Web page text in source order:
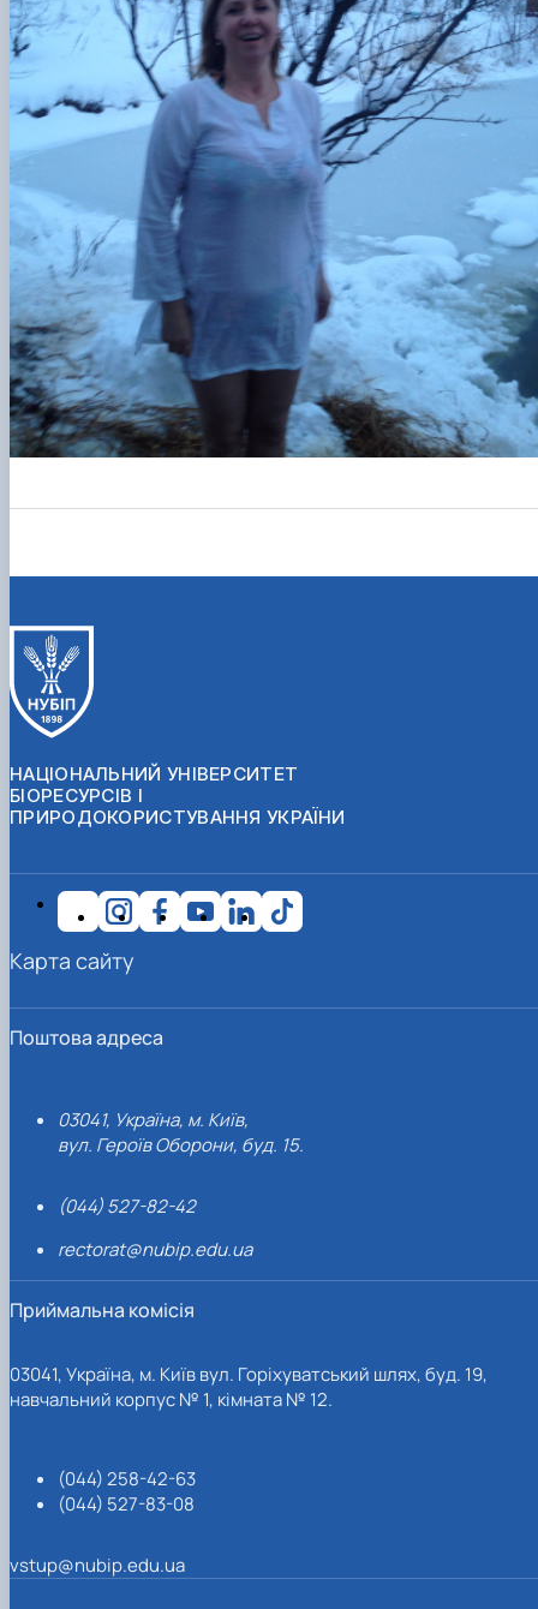
НАЦІОНАЛЬНИЙ УНІВЕРСИТЕТ
БІОРЕСУРСІВ І
ПРИРОДОКОРИСТУВАННЯ УКРАЇНИ
Поштова адреса
03041, Україна, м. Київ,
вул. Героїв Оборони, буд. 15.
(044) 527-82-42
rectorat@nubip.edu.ua
Приймальна комісія
03041, Україна, м. Київ вул. Горіхуватський шлях, буд. 19,
навчальний корпус № 1, кімната № 12.
(044) 258-42-63
(044) 527-83-08
vstup@nubip.edu.ua
Карта сайту